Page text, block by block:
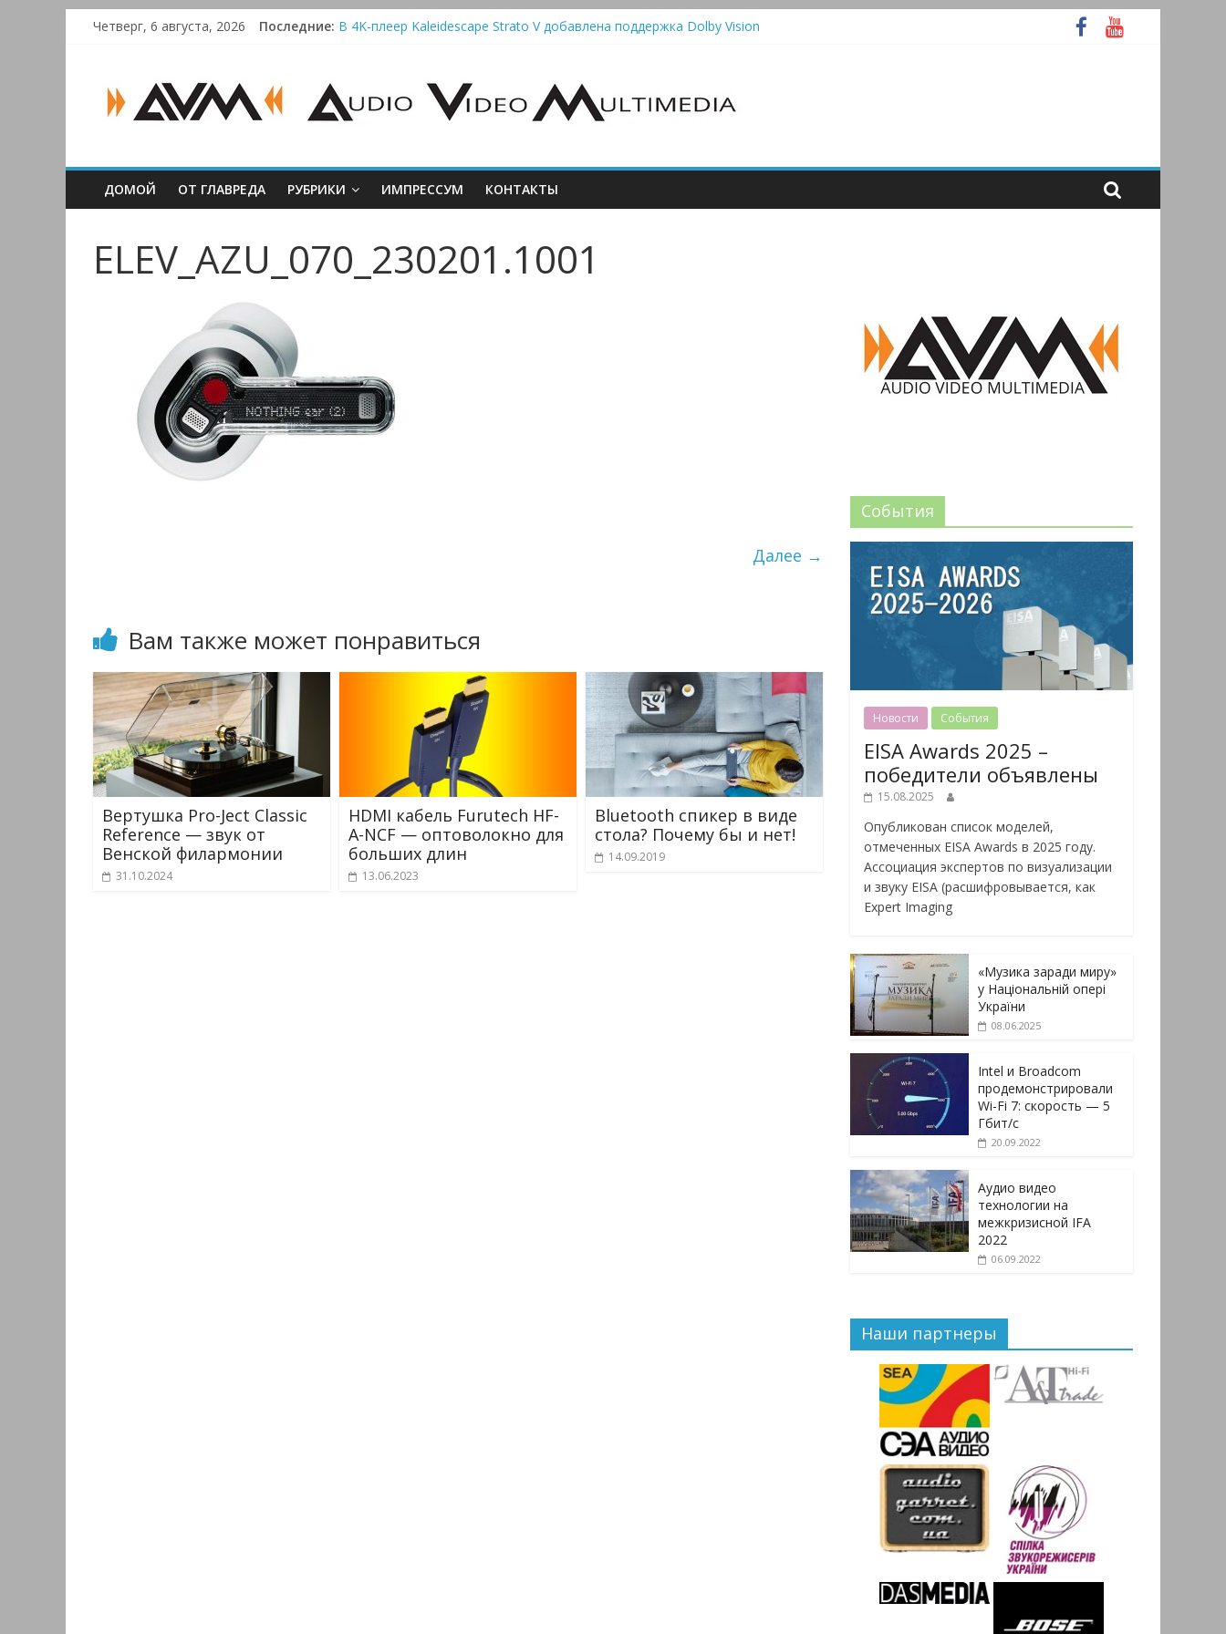
SkipЧетверг, 6 августа, 2026 Последние: В 4K-плеер Kaleidescape Strato V добавлена поддержка Dolby Vision
Victrola Automatic — традиционный виниловый автомат, дополненный Bluetooth
Активная система Meridian Ellipse: платформа R2 Electronics Platform и программное ядро Atlas Ellipse
AUDIO,
VIDEO
&
MULTIMEDIA
Аудио,
Мультимедиа
ДОМОЙ ОТ ГЛАВРЕДА РУБРИКИ ИМПРЕССУМ КОНТАКТЫ
ELEV_AZU_070_230201.1001
Далее →
Вам также может понравиться
Вертушка Pro-Ject Classic
Reference — звук от
Венской филармонии
31.10.2024
HDMI кабель Furutech HF-
A-NCF — оптоволокно для
больших длин
13.06.2023
Bluetooth спикер в виде
стола? Почему бы и нет!
14.09.2019
События
Новости События
EISA Awards 2025 –
победители объявлены
15.08.2025
Опубликован список моделей,
отмеченных EISA Awards в 2025 году.
Ассоциация экспертов по визуализации
и звуку EISA (расшифровывается, как
Expert Imaging
«Музика заради миру»
у Національній опері
України
08.06.2025
Intel и Broadcom
продемонстрировали
Wi-Fi 7: скорость — 5
Гбит/с
20.09.2022
Аудио видео
технологии на
межкризисной IFA
2022
06.09.2022
Наши партнеры